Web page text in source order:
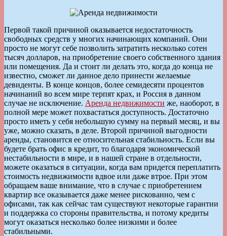
Первой такой причиной оказывается недостаточность
свободных средств у многих начинающих компаний. Они
просто не могут себе позволить затратить несколько сотен
тысяч долларов, на приобретение своего собственного здания
или помещения. Да и стоит ли делать это, когда до конца не
известно, сможет ли данное дело принести желаемые
девиденты. В конце концов, более семидесяти процентов
начинаний во всем мире терпят крах, и Россия в данном
случае не исключение. Аренда недвижимости же, наоборот, в
полной мере может похвастаться доступность. Достаточно
просто иметь у себя небольшую сумму на первый месяц, и вы
уже, можно сказать, в деле. Второй причиной выгодности
аренды, становится ее относительная стабильность. Если вы
будете брать офис в кредит, то благодаря экономической
нестабильности в мире, и в нашей стране в отдельности,
можете оказаться в ситуации, когда вам придется переплатить
стоимость недвижимости вдвое или даже втрое. При этом
обращаем ваше внимание, что в случае с приобретением
квартир все оказывается даже менее рискованно, чем с
офисами, так как сейчас там существуют некоторые гарантии
и поддержка со стороны правительства, и потому кредиты
могут оказаться несколько более низкими и более
стабильными.